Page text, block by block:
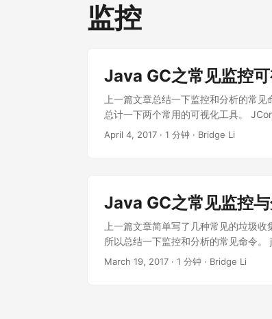
监控
Java GC之常见监控可
上一篇文章总结一下监控和分析的常
总计一下两个常用的可视化工具。
索本机运行的jvm进程，不需要jps命令
显示指定的JVM参数及堆信息
可视化工具。VisualVM基于NetBeans
示虚拟机进程及进程的配置和环境信
(jstat、jstack)等。VisualVM在JDK/
的“Application”测看下，有个“Local”
April 4, 2017 · 1 分钟 · Bridge Li
Java GC之常见监控与
上一篇文章简单写了几种常见的垃圾
所以总结一下监控和分析的常见命令
拟机进程 命令格式： jps [options]
March 19, 2017 · 1 分钟 · Bridge Li